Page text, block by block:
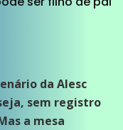
da Alesc
sem registro
a mesa